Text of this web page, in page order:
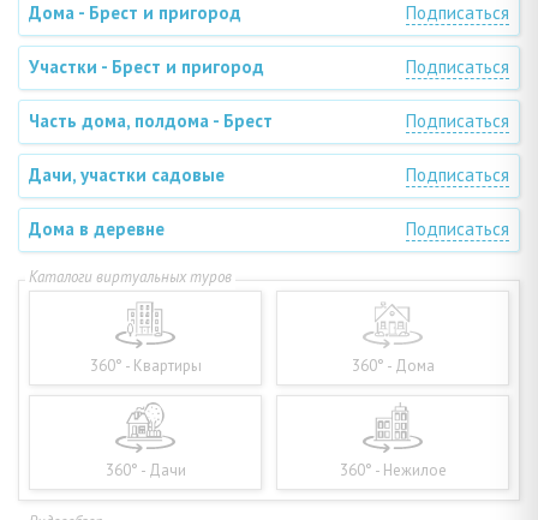
Дома - Брест и пригород Подписаться
Участки - Брест и пригород Подписаться
Часть дома, полдома - Брест Подписаться
Дачи, участки садовые Подписаться
Дома в деревне Подписаться
360° - Квартиры 360° - Дома
360° - Дачи 360° - Нежилое